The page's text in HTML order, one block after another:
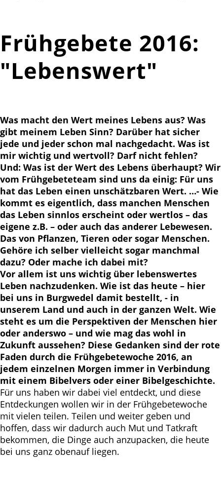
Frühgebete 2016:
"Lebenswert"
Was macht den Wert meines Lebens aus? Was
gibt meinem Leben Sinn? Darüber hat sicher
jede und jeder schon mal nachgedacht. Was ist
mir wichtig und wertvoll? Darf nicht fehlen?
Und: Was ist der Wert des Lebens überhaupt? Wir
vom Frühgebeteteam sind uns da einig: Für uns
hat das Leben einen unschätzbaren Wert. …- Wie
kommt es eigentlich, dass manchen Menschen
das Leben sinnlos erscheint oder wertlos – das
eigene z.B. – oder auch das anderer Lebewesen.
Das von Pflanzen, Tieren oder sogar Menschen.
Gehöre ich selber vielleicht sogar manchmal
dazu? Oder mache ich dabei mit?
Vor allem ist uns wichtig über lebenswertes
Leben nachzudenken. Wie ist das heute – hier
bei uns in Burgwedel damit bestellt, - in
unserem Land und auch in der ganzen Welt. Wie
steht es um die Perspektiven der Menschen hier
oder anderswo – und wie mag das wohl in
Zukunft aussehen? Diese Gedanken sind der rote
Faden durch die Frühgebetewoche 2016, an
jedem einzelnen Morgen immer in Verbindung
mit einem Bibelvers oder einer Bibelgeschichte.
Für uns haben wir dabei viel entdeckt, und diese
Entdeckungen wollen wir in der Frühgebetewoche
mit vielen teilen. Teilen und weiter geben und
hoffen, dass wir dadurch auch Mut und Tatkraft
bekommen, die Dinge auch anzupacken, die heute
bei uns ganz obenauf liegen.